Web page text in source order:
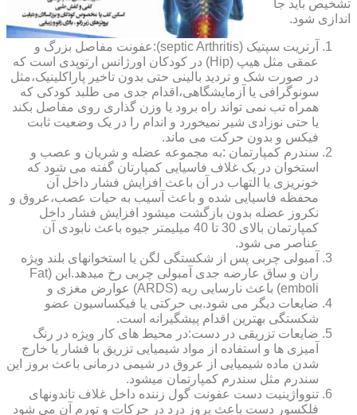
تشخیص باید جا
اندازی شود.
آرتریت سپتیک (septic Arthritis):عفونت مفاصل بزرگ و
عمقی مثل هیپ (Hip) در کودکان اورژانس ارتوپدی است که
در صورت شک و تردید بالینی حتی بدون تاخیر پاراکلینیک،مثل
سونوگرافی یا آزمایشگاهی،اقدام جدی می طلبد کودکی که
همراه تب نمی تواند راه برود یا وزن گذاری روی مفاصل بکند
یا حتی نوزادی شیر نمیخورد و اندام را در یک وضعیت ثابت
فیکس و بدون حرکت می ماند.
سندرم کمپارتمان :به مجموعه عضله و شریان و عصب و
استخوان در یک غلاف فاسیایی کمپارتان گفته می شود که
خونریزی یا التهاب در آن باعث افزایش فشار داخل آن
محفظه فاسیایی شده و باعث آسیب به حیات عصب،عروق و
نکروز عضله بدون بازگشت میشود افزایش فشار داخل
کمپارتمان بالای 30 تا 40 میلیمتر جیوه باعث نابودی آن
عناصر می شود.
آمبولی چربی پس از شکستگی لگن یا استخوانهای بلند ویژه
ران و ساق عارضه جدی آمبولی چربی رخ میدهد.این (Fat
emboli) باعث نارسایی ریه (ARDS) عوارض مغزی و
ضایعات دیگر می شود.بی حرکتی یا فیکساسیون عضو
شکستگی بهترین اقدام پیشگیرانه است.
ضایعات تزریقی در دست:در محیط های کار ویژه در رنگ
آمیزی ها و استفاده از مواد شیمیایی تزریق با فشار یا خارج
شدن ماده شیمیایی از عروق در شیمی درمانی باعث بروز این
سندرم مثل سندرم کمپارتمان میشود.
تنوواژینیت دست عفونت گول زننده داخل غلاف تاندونهای
فلکسور دست باعث بروز درد در حرکات و تورم آن می شود